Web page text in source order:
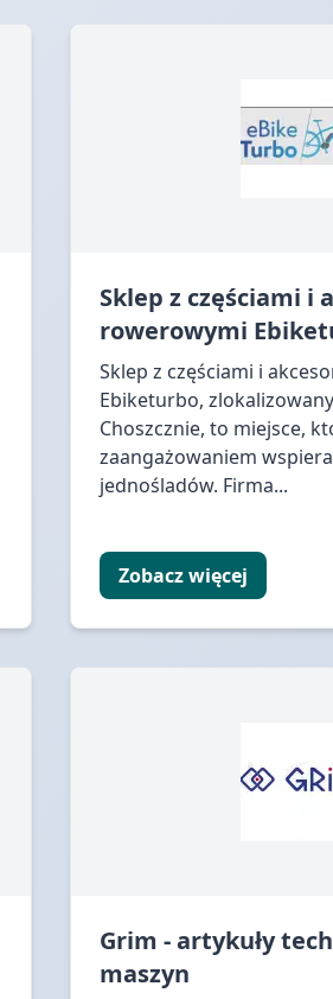
Sklep z częściami i
rowerowymi
Sklep z częściami i
Ebiketurbo,
Choszcznie, to miejsce,
zaangażowaniem
jednośladów. Firma...
Zobacz więcej
Grim - artykuły
maszyn